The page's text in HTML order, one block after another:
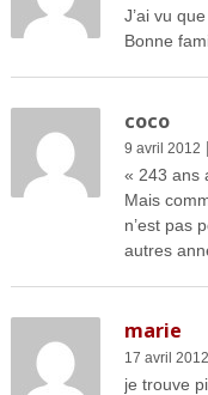
J’ai vu
Bonne
coco
9 avril 2012 |
« 243 ans
Mais
n’est pas
autres
marie
17 avril 2012
je trouve